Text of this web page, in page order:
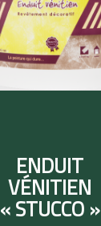
ENDUIT
VÉNITIEN
« STUCCO »